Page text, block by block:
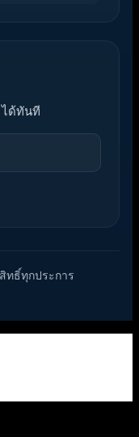
ได้ทันที
ทธิ์ทุกประการ